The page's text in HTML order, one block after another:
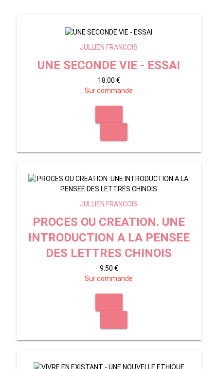
JULLIEN FRANCOIS
UNE SECONDE VIE - ESSAI
18.00 €
Sur commande
JULLIEN FRANCOIS
PROCES OU CREATION. UNE
INTRODUCTION A LA PENSEE
DES LETTRES CHINOIS
9.50 €
Sur commande